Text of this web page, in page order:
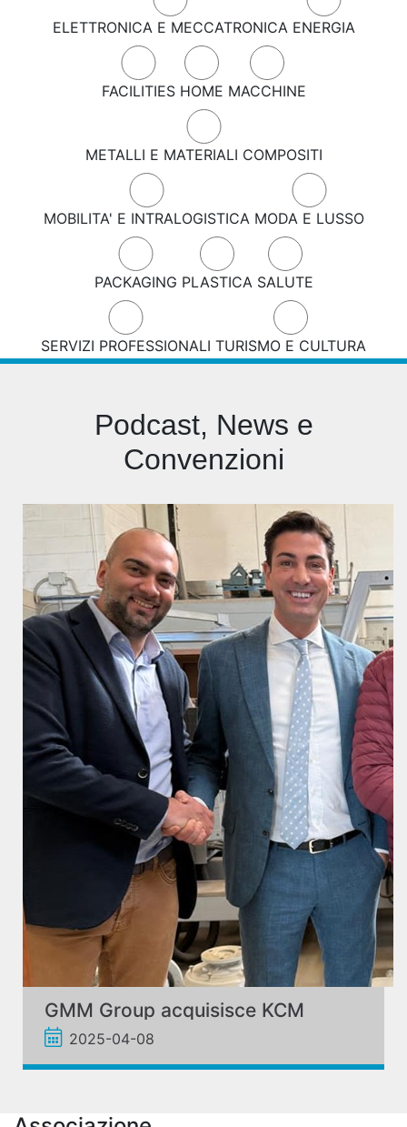
ELETTRONICA E MECCATRONICA ENERGIA
FACILITIES HOME MACCHINE
METALLI E MATERIALI COMPOSITI
MOBILITA' E INTRALOGISTICA MODA E LUSSO
PACKAGING PLASTICA SALUTE
SERVIZI PROFESSIONALI TURISMO E CULTURA
Podcast, News e
Convenzioni
GMM Group acquisisce KCM
2025-04-08